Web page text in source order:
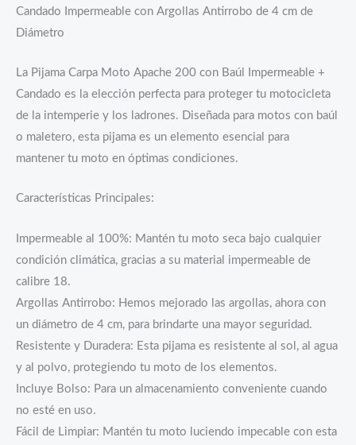
Candado Impermeable con Argollas Antirrobo de 4 cm de
Diámetro
La Pijama Carpa Moto Apache 200 con Baúl Impermeable +
Candado es la elección perfecta para proteger tu motocicleta
de la intemperie y los ladrones. Diseñada para motos con baúl
o maletero, esta pijama es un elemento esencial para
mantener tu moto en óptimas condiciones.
Características Principales:
Impermeable al 100%: Mantén tu moto seca bajo cualquier
condición climática, gracias a su material impermeable de
calibre 18.
Argollas Antirrobo: Hemos mejorado las argollas, ahora con
un diámetro de 4 cm, para brindarte una mayor seguridad.
Resistente y Duradera: Esta pijama es resistente al sol, al agua
y al polvo, protegiendo tu moto de los elementos.
Incluye Bolso: Para un almacenamiento conveniente cuando
no esté en uso.
Fácil de Limpiar: Mantén tu moto luciendo impecable con esta